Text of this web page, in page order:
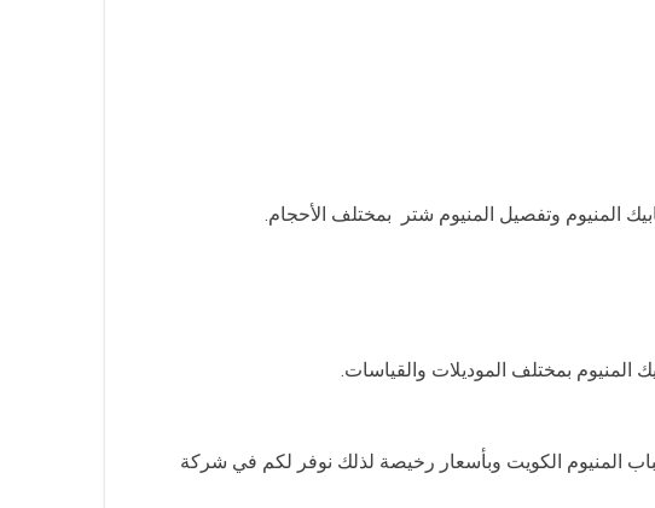
المنيوم وتفصيل المنيوم شتر بمختلف الأحجام.
المنيوم بمختلف الموديلات والقياسات.
المنيوم الكويت وبأسعار رخيصة لذلك نوفر لكم في شركة